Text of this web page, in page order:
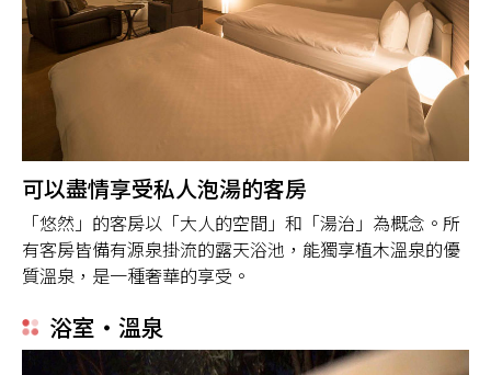
可以盡情享受私人泡湯的客房
「悠然」的客房以「大人的空間」和「湯治」為概念。所
有客房皆備有源泉掛流的露天浴池，能獨享植木溫泉的優
質溫泉，是一種奢華的享受。
浴室・溫泉